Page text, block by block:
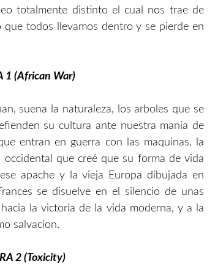
totalmente distinto el cual nos trae de
todos llevamos dentro y se pierde en
1 (African War)
suena la naturaleza, los arboles que se
su cultura ante nuestra manía de
entran en guerra con las maquinas, la
que creé que su forma de vida
apache y la vieja Europa dibujada en
se disuelve en el silencio de unas
la victoria de la vida moderna, y a la
salvacion.
2 (Toxicity)